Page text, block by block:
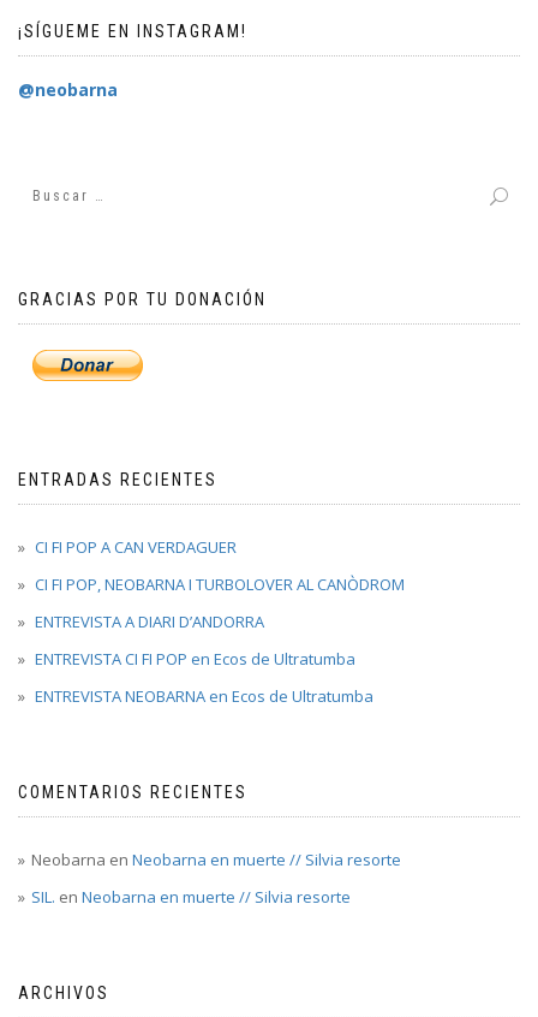
entradas
¡SÍGUEME EN INSTAGRAM!
@neobarna
GRACIAS POR TU DONACIÓN
ENTRADAS RECIENTES
CI FI POP A CAN VERDAGUER
CI FI POP, NEOBARNA I TURBOLOVER AL CANÒDROM
ENTREVISTA A DIARI D’ANDORRA
ENTREVISTA CI FI POP en Ecos de Ultratumba
ENTREVISTA NEOBARNA en Ecos de Ultratumba
COMENTARIOS RECIENTES
Neobarna en Neobarna en muerte // Silvia resorte
SIL. en Neobarna en muerte // Silvia resorte
ARCHIVOS